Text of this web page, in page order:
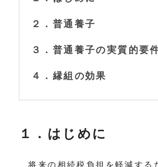
２．普通養子
３．普通養子の実質的要
４．縁組の効果
１．はじめに
将来の相続税負担を軽減する